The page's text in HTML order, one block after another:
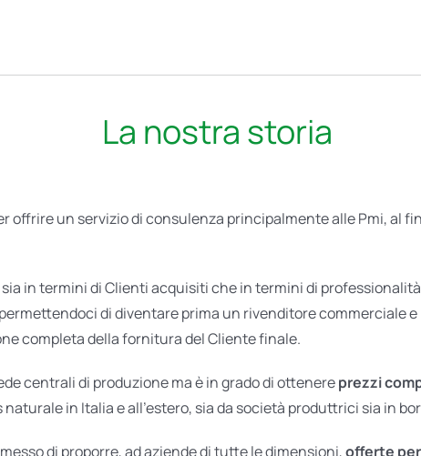
La nostra storia
offrire un servizio di consulenza principalmente alle Pmi, al
in termini di Clienti acquisiti che in termini di
di diventare prima un rivenditore commerciale e
completa della fornitura del Cliente finale.
centrali di produzione ma è in grado di ottenereprezzi
naturale in Italia e all’estero, sia da società produttrici sia in
di proporre, ad aziende di tutte le dimensioni,offerte